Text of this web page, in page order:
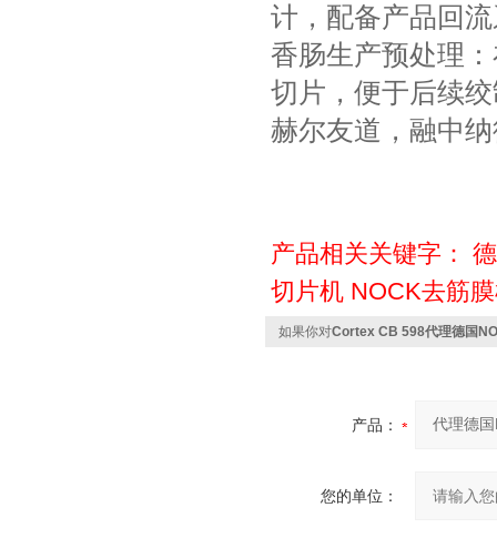
计，配备产品回
香肠生产预处理
切片，便于后续
赫尔友道，融中
产品相关关键字：
切片机 NOCK去筋
如果你对Cortex CB 598代理德国
产品：
您的单位：